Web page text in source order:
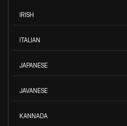
IRISH
ITALIAN
JAPANESE
JAVANESE
KANNADA